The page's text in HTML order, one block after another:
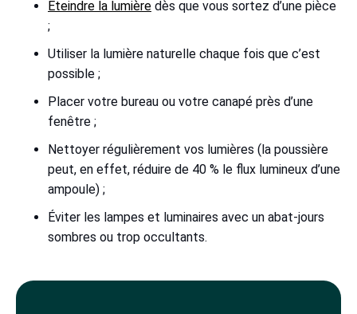
Éteindre la lumière dès que vous sortez d’une pièce
;
Utiliser la lumière naturelle chaque fois que c’est
possible ;
Placer votre bureau ou votre canapé près d’une
fenêtre ;
Nettoyer régulièrement vos lumières (la poussière
peut, en effet, réduire de 40 % le flux lumineux d’une
ampoule) ;
Éviter les lampes et luminaires avec un abat-jours
sombres ou trop occultants.